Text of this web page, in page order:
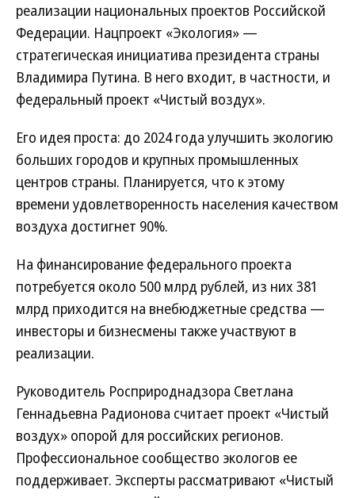
реализации национальных проектов Российской
Федерации. Нацпроект «Экология» —
стратегическая инициатива президента страны
Владимира Путина. В него входит, в частности, и
федеральный проект «Чистый воздух».
Его идея проста: до 2024 года улучшить экологию
больших городов и крупных промышленных
центров страны. Планируется, что к этому
времени удовлетворенность населения качеством
воздуха достигнет 90%.
На финансирование федерального проекта
потребуется около 500 млрд рублей, из них 381
млрд приходится на внебюджетные средства —
инвесторы и бизнесмены также участвуют в
реализации.
Руководитель Росприроднадзора Светлана
Геннадьевна Радионова считает проект «Чистый
воздух» опорой для российских регионов.
Профессиональное сообщество экологов ее
поддерживает. Эксперты рассматривают «Чистый